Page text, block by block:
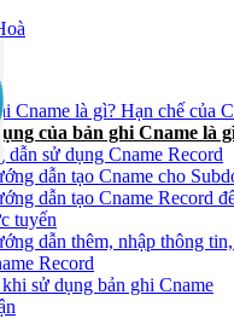
Cname là gì? Hạn chế của
của bản ghi Cname là
dẫn sử dụng Cname Record
dẫn tạo Cname cho
dẫn tạo Cname Record
tuyến
dẫn thêm, nhập thông
Record
sử dụng bản ghi Cname